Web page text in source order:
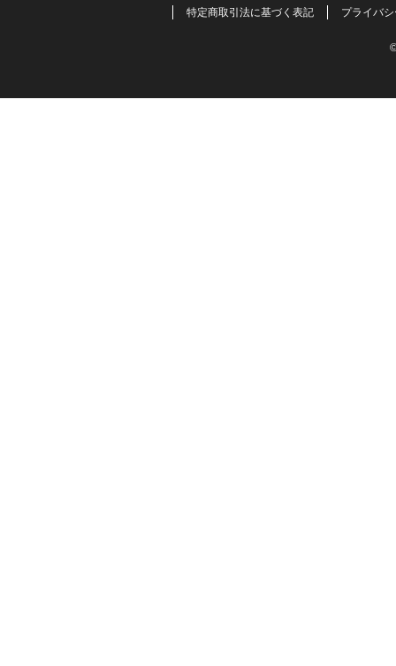
特定商取引法に基づく表記 プライバ